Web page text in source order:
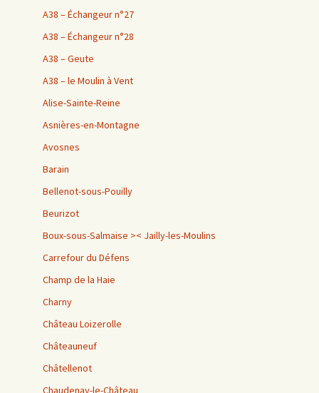
A38 – Échangeur n°27
A38 – Échangeur n°28
A38 – Geute
A38 – le Moulin à Vent
Alise-Sainte-Reine
Asnières-en-Montagne
Avosnes
Barain
Bellenot-sous-Pouilly
Beurizot
Boux-sous-Salmaise >< Jailly-les-Moulins
Carrefour du Défens
Champ de la Haie
Charny
Château Loizerolle
Châteauneuf
Châtellenot
Chaudenay-le-Château